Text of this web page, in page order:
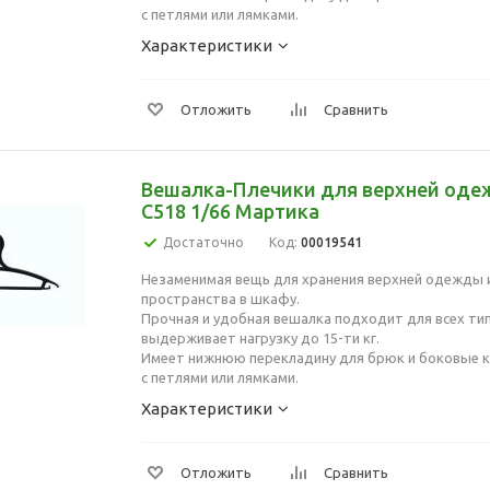
с петлями или лямками.
Характеристики
Отложить Сравнить
Вешалка-Плечики для верхней
С518 1/66 Мартика
Достаточно Код: 00019541
Незаменимая вещь для хранения верхней одежды
пространства в шкафу.
Прочная и удобная вешалка подходит для всех
выдерживает нагрузку до 15-ти кг.
Имеет нижнюю перекладину для брюк и боковые
с петлями или лямками.
Характеристики
Отложить Сравнить